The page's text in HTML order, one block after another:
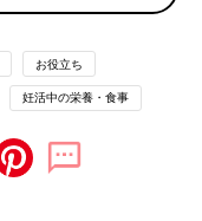
お役立ち
妊活中の栄養・食事